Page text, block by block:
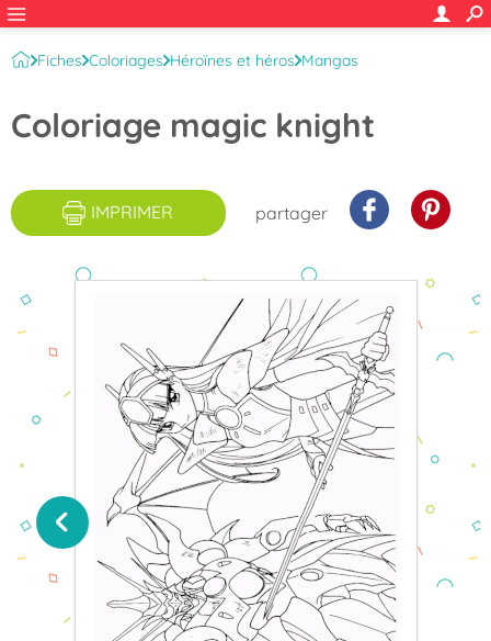
Fiches Coloriages Héroïnes et héros Mangas
Coloriage magic knight
IMPRIMER partager